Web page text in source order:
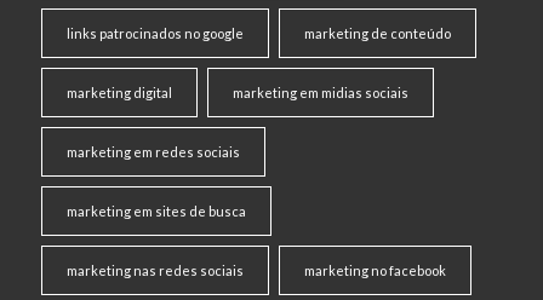
links patrocinados no google marketing de conteúdo
marketing digital marketing em midias sociais
marketing em redes sociais
marketing em sites de busca
marketing nas redes sociais marketing no facebook